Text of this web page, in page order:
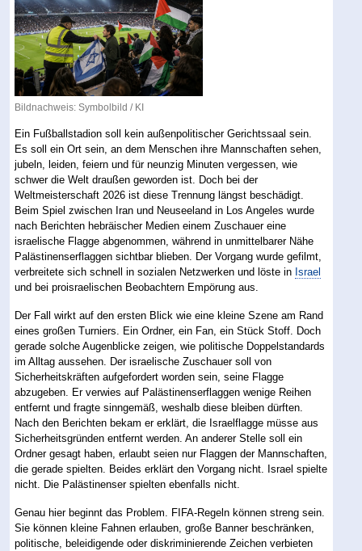
Bildnachweis: Symbolbild / KI
Ein Fußballstadion soll kein außenpolitischer Gerichtssaal sein.
Es soll ein Ort sein, an dem Menschen ihre Mannschaften sehen,
jubeln, leiden, feiern und für neunzig Minuten vergessen, wie
schwer die Welt draußen geworden ist. Doch bei der
Weltmeisterschaft 2026 ist diese Trennung längst beschädigt.
Beim Spiel zwischen Iran und Neuseeland in Los Angeles wurde
nach Berichten hebräischer Medien einem Zuschauer eine
israelische Flagge abgenommen, während in unmittelbarer Nähe
Palästinenserflaggen sichtbar blieben. Der Vorgang wurde gefilmt,
verbreitete sich schnell in sozialen Netzwerken und löste in Israel
und bei proisraelischen Beobachtern Empörung aus.
Der Fall wirkt auf den ersten Blick wie eine kleine Szene am Rand
eines großen Turniers. Ein Ordner, ein Fan, ein Stück Stoff. Doch
gerade solche Augenblicke zeigen, wie politische Doppelstandards
im Alltag aussehen. Der israelische Zuschauer soll von
Sicherheitskräften aufgefordert worden sein, seine Flagge
abzugeben. Er verwies auf Palästinenserflaggen wenige Reihen
entfernt und fragte sinngemäß, weshalb diese bleiben dürften.
Nach den Berichten bekam er erklärt, die Israelflagge müsse aus
Sicherheitsgründen entfernt werden. An anderer Stelle soll ein
Ordner gesagt haben, erlaubt seien nur Flaggen der Mannschaften,
die gerade spielten. Beides erklärt den Vorgang nicht. Israel spielte
nicht. Die Palästinenser spielten ebenfalls nicht.
Genau hier beginnt das Problem. FIFA-Regeln können streng sein.
Sie können kleine Fahnen erlauben, große Banner beschränken,
politische, beleidigende oder diskriminierende Zeichen verbieten